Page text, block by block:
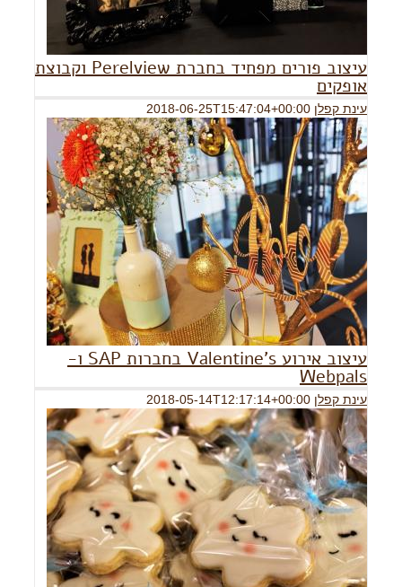
עיצוב פורים מפחיד בחברת Perelview וקבוצת
אופקים
עינת קפלן 2018-06-25T15:47:04+00:00
עיצוב אירוע Valentine's בחברות SAP ו-
Webpals
עינת קפלן 2018-05-14T12:17:14+00:00